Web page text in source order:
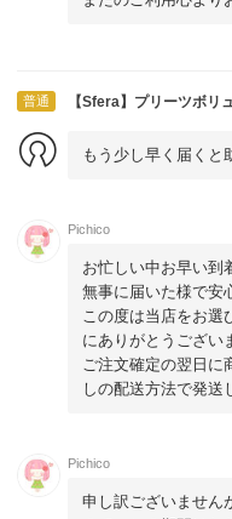
普通 【Sfera】プリーツボ
もう少し早く届くと
Pichico
お忙しい中お早い到
無事に届いた様で安
この度は当店をお選
にありがとうござい
ご注文確定の翌日に
しの配送方法で発送
Pichico
申し訳ございません